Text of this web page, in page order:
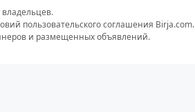
пользовательского соглашения Birja.com.
и размещенных объявлений.